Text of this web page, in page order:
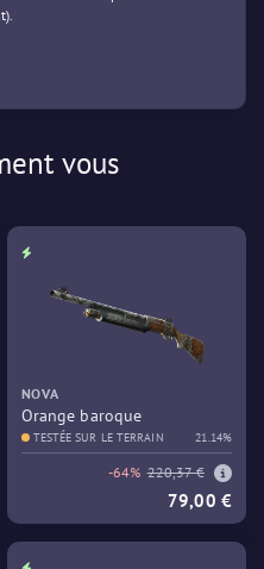
vous
NOVA
Orange baroque
TESTÉE SUR LE TERRAIN 21.14%
-64% 220,37 €
79,00 €